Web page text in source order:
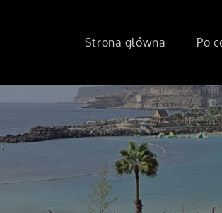
Strona główna Po